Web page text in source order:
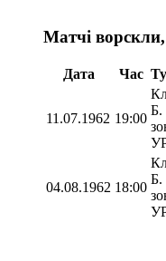
Матчі
Дата Час
11.07.1962 19:00
Б.
04.08.1962 18:00
Б.